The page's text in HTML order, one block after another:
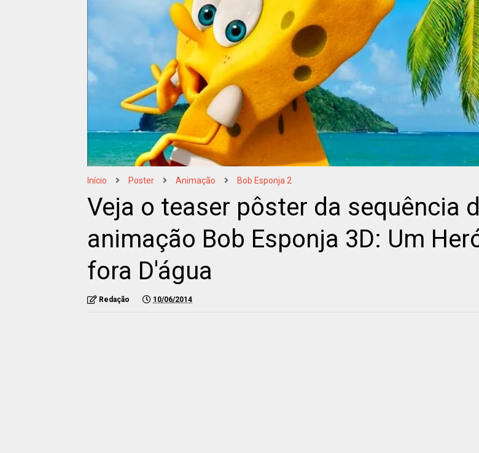
Início Poster Animação Bob Esponja 2
Veja o teaser pôster da sequência
animação Bob Esponja 3D: Um
fora D'água
Redação 10/06/2014